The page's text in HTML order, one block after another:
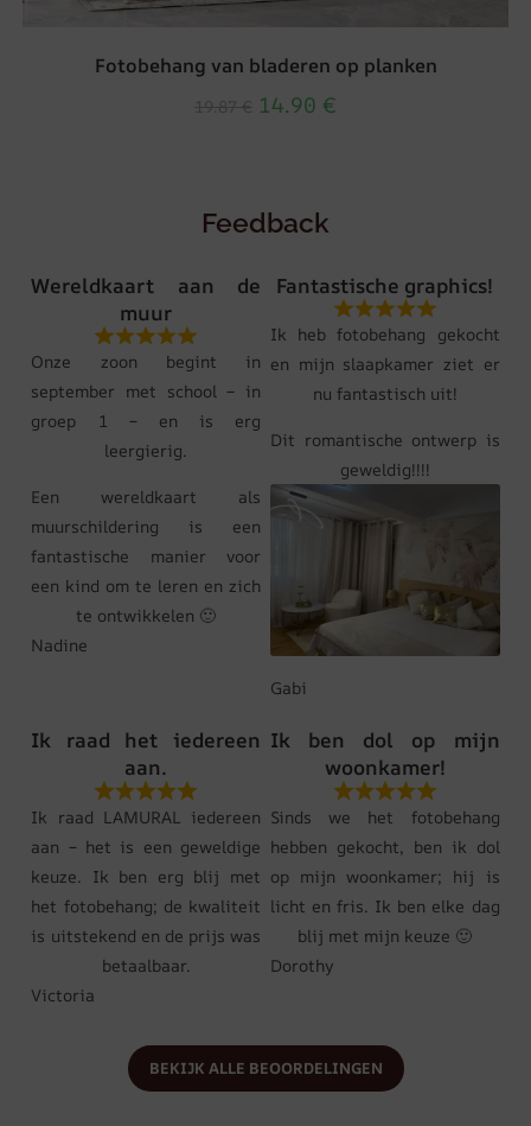
Fotobehang van bladeren op planken
14.90 €
Feedback
Wereldkaart aan de
muur
Onze zoon begint in
september met school – in
groep 1 – en is erg
leergierig.
Een wereldkaart als
muurschildering is een
fantastische manier voor
een kind om te leren en zich
te ontwikkelen 🙂
Nadine
Fantastische graphics!
Ik heb fotobehang gekocht
en mijn slaapkamer ziet er
nu fantastisch uit!
Dit romantische ontwerp is
geweldig!!!!
Gabi
Ik raad het iedereen
aan.
Ik raad LAMURAL iedereen
aan – het is een geweldige
keuze. Ik ben erg blij met
het fotobehang; de kwaliteit
is uitstekend en de prijs was
betaalbaar.
Victoria
Ik ben dol op mijn
woonkamer!
Sinds we het fotobehang
hebben gekocht, ben ik dol
op mijn woonkamer; hij is
licht en fris. Ik ben elke dag
blij met mijn keuze 🙂
Dorothy
BEKIJK ALLE BEOORDELINGEN